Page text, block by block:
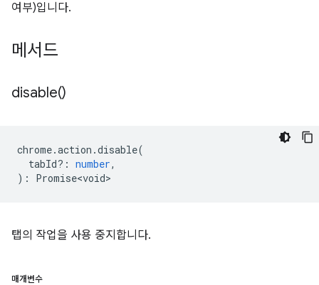
여부)입니다.
메서드
disable()
chrome.action .disable(
tabId? : number,
) : Promise<void>
탭의 작업을 사용 중지합니다.
매개변수